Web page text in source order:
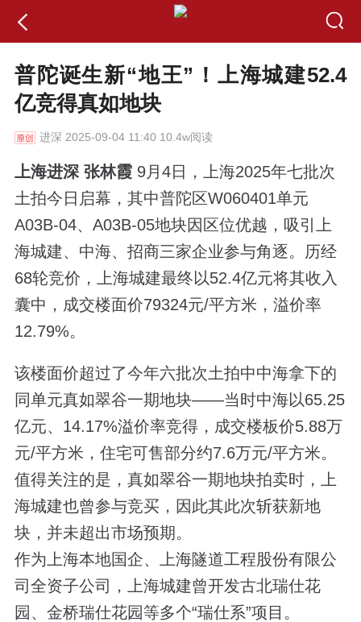
普陀诞生新“地王”！上海城建52.4
亿竞得真如地块
进深 2025-09-04 11:40 10.4w阅读
上海进深 张林霞 9月4日，上海2025年七批次
土拍今日启幕，其中普陀区W060401单元
A03B-04、A03B-05地块因区位优越，吸引上
海城建、中海、招商三家企业参与角逐。历经
68轮竞价，上海城建最终以52.4亿元将其收入
囊中，成交楼面价79324元/平方米，溢价率
12.79%。
该楼面价超过了今年六批次土拍中中海拿下的
同单元真如翠谷一期地块——当时中海以65.25
亿元、14.17%溢价率竞得，成交楼板价5.88万
元/平方米，住宅可售部分约7.6万元/平方米。
值得关注的是，真如翠谷一期地块拍卖时，上
海城建也曾参与竞买，因此其此次斩获新地
块，并未超出市场预期。
作为上海本地国企、上海隧道工程股份有限公
司全资子公司，上海城建曾开发古北瑞仕花
园、金桥瑞仕花园等多个“瑞仕系”项目。